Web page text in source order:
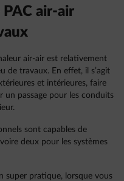
PAC air-air
air-air est relativement
de travaux. En effet, il s’agit
et intérieures, faire
un passage pour les conduits
sont capables de
deux pour les systèmes
super pratique, lorsque vous